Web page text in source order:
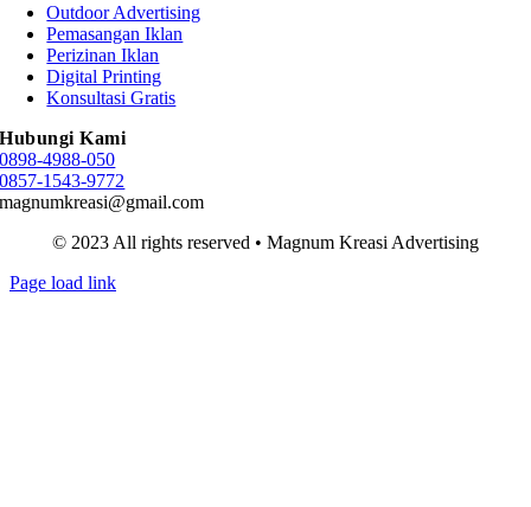
Outdoor Advertising
Pemasangan Iklan
Perizinan Iklan
Digital Printing
Konsultasi Gratis
Hubungi Kami
0898-4988-050
0857-1543-9772
magnumkreasi@gmail.com
© 2023 All rights reserved • Magnum Kreasi Advertising
Page load link